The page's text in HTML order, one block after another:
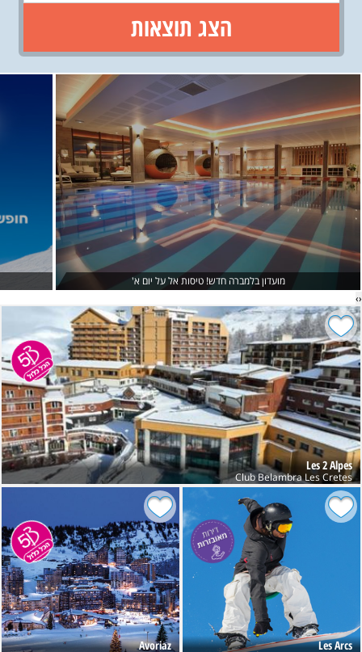
‹
›
הצג תוצאות
מועדון בלמברה חדש! טיסות אל על יום א'
‹
›
Les 2 Alpes
Club Belambra Les Cretes
Les Arcs
Avoriaz